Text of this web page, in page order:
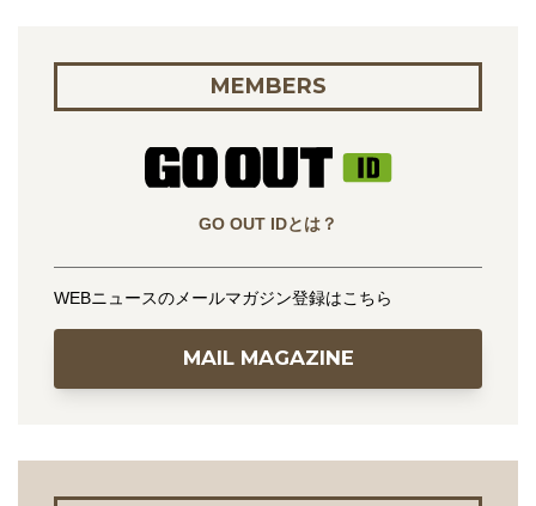
MEMBERS
GO OUT IDとは？
WEBニュースのメールマガジン登録はこちら
MAIL MAGAZINE